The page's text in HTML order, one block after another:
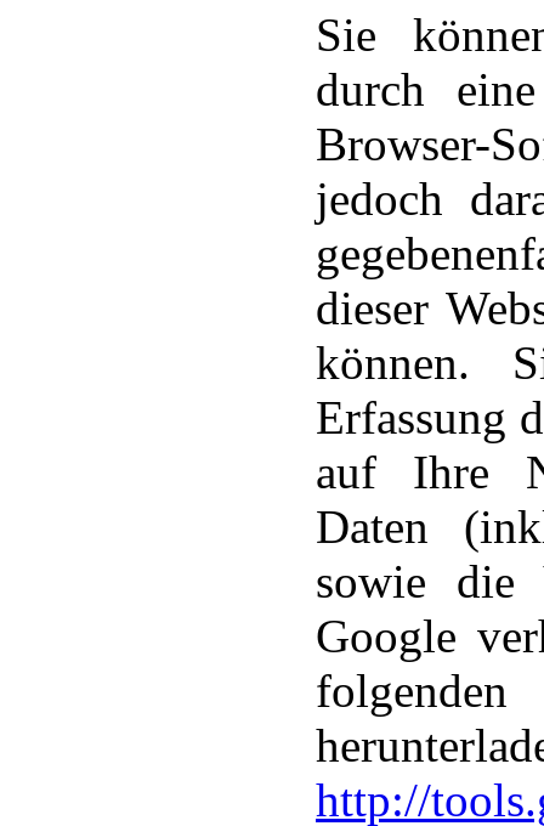
Sie
durch
Browser-
jedoch
dieser
können.
Erfassung
auf Ihre
Daten
sowie die
Google
folgenden
http://